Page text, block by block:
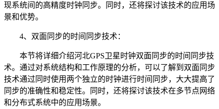
现系统间的高精度时钟同步。同时，还将探讨该技术的应用场
景和优势。
4、双面同步的时间同步技术：
本节将详细介绍河北GPS卫星时钟双面同步的时间同步技
术。通过对系统结构和工作原理的分析，可以了解到双面同步
技术通过同时使用两个独立的时钟进行时间同步，大大提高了
同步的准确性和稳定性。同时，还将探讨该技术在多节点网络
和分布式系统中的应用场景。